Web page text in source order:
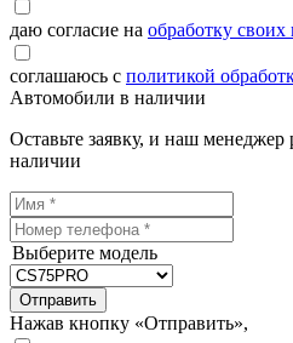
даю согласие на обработку
соглашаюсь с политикой
Автомобили в наличии
Оставьте заявку, и наш менеджер
наличии
Выберите модель
Отправить
Нажав кнопку «Отправить»,